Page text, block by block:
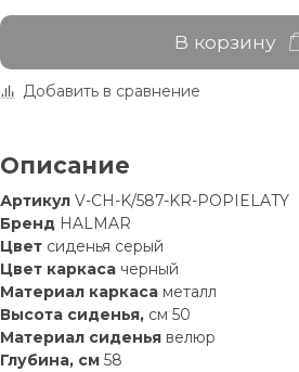
В корзину
Добавить в сравнение
Описание
Артикул V-CH-K/587-KR-POPIELATY
Бренд HALMAR
Цвет сиденья серый
Цвет каркаса черный
Материал каркаса металл
Высота сиденья, см 50
Материал сиденья велюр
Глубина, см 58